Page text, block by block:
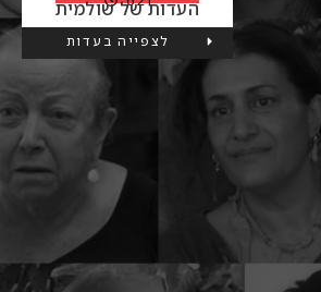
העדות של שולמית
לצפייה בעדות